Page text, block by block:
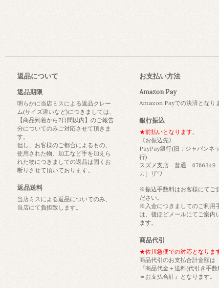
返品について
返品期限
明らかに当店ミスによる返品クレー
ム(サイズ違いなど)につきましては、
【商品到着から7日間以内】のご報告
分についてのみご対応させて頂きま
す。
但し、お客様のご都合によるもの、
使用された物、加工など手を加えら
れた物につきましての返品は固くお
断りさせて頂いております。
返品送料
当店ミスによる返品についてのみ、
当店にて負担致します。
お支払い方法
Amazon Pay
Amazon Payでの決済となり
銀行振込
★前払いとなります。
《お振込先》
PayPay銀行(旧：ジャパンネ
行)
スズメ支店 普通 6766349
カ）ザワ
※振込手数料はお客様にてご
ださい。
※入金につきましてのご利用
は、後ほどメールにてご案内
ます。
商品代引
★佐川急便での対応となりま
商品代引のお支払合計金額は
『商品代金＋送料(代引き手
＝お支払合計』となります。